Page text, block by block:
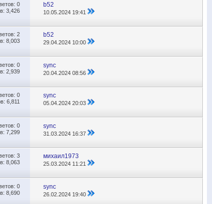
0
3,426
b52
10.05.2024 19:41
2
8,003
b52
29.04.2024 10:00
0
2,939
sync
20.04.202408:56
0
6,811
sync
05.04.202420:03
0
7,299
sync
31.03.2024 16:37
3
8,063
михаил1973
25.03.2024 11:21
0
8,690
sync
26.02.2024 19:40